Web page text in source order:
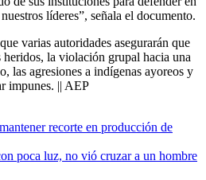
líderes”, señala el documento.
varias autoridades asegurarán que
heridos, la violación grupal hacia una
las agresiones a indígenas ayoreos y
impunes. || AEP
recorte en producción de
poca luz, no vió cruzar a un hombre